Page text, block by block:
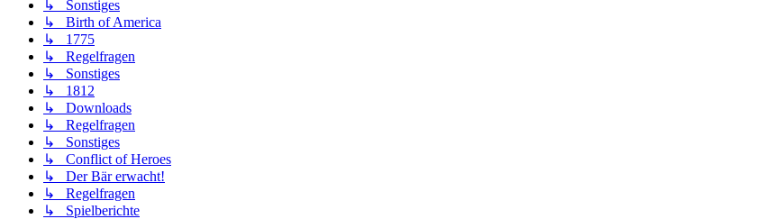
↳ Sonstiges
↳ Birth of America
↳ 1775
↳ Regelfragen
↳ Sonstiges
↳ 1812
↳ Downloads
↳ Regelfragen
↳ Sonstiges
↳ Conflict of Heroes
↳ Der Bär erwacht!
↳ Regelfragen
↳ Spielberichte